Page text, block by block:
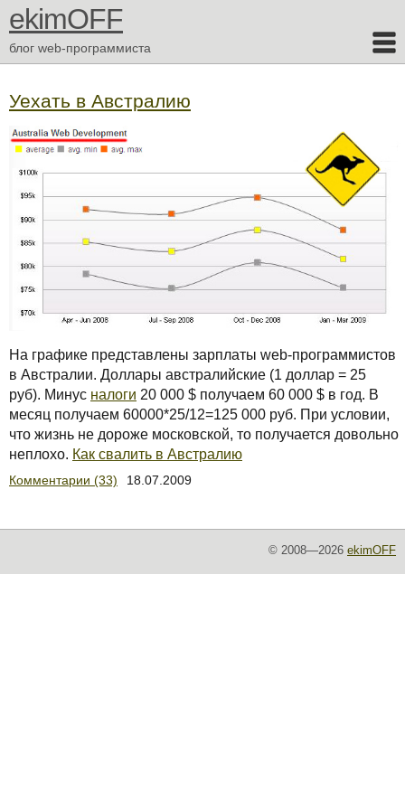
ekimOFF
блог web-программиста
Уехать в Австралию
На графике представлены зарплаты web-программистов
в Австралии. Доллары австралийские (1 доллар = 25
руб). Минус налоги 20 000 $ получаем 60 000 $ в год. В
месяц получаем 60000*25/12=125 000 руб. При условии,
что жизнь не дороже московской, то получается довольно
неплохо. Как свалить в Австралию
Комментарии (33) 18.07.2009
© 2008—2026 ekimOFF